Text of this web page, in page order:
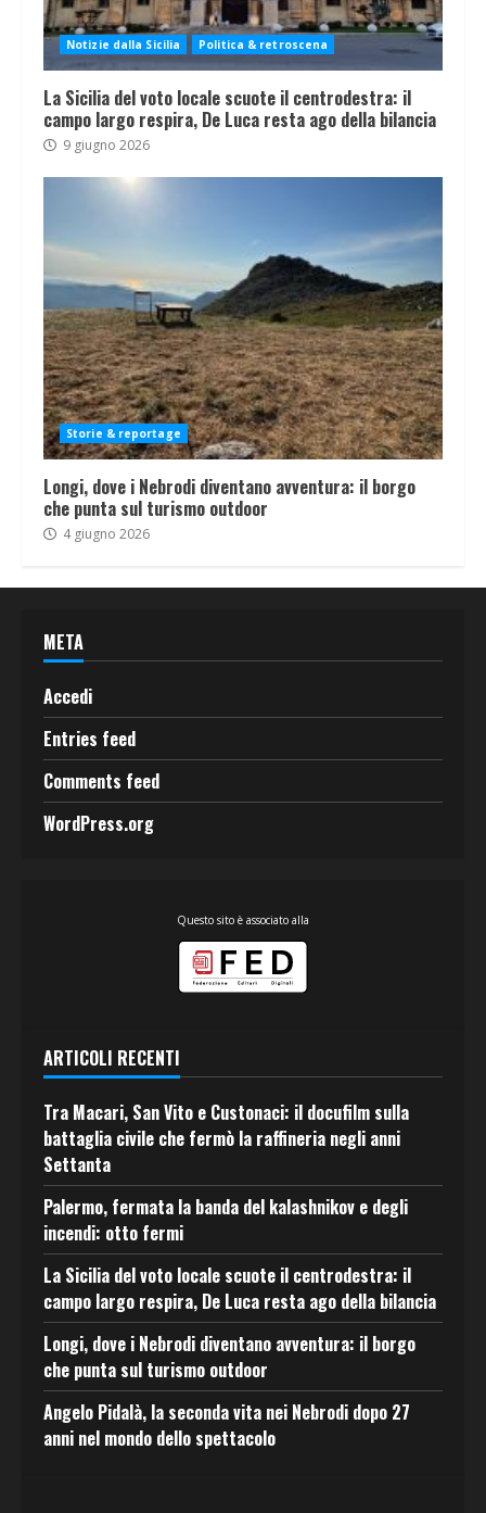
Notizie dalla Sicilia Politica & retroscena
La Sicilia del voto locale scuote il centrodestra: il
campo largo respira, De Luca resta ago della bilancia
9 giugno 2026
Storie & reportage
Longi, dove i Nebrodi diventano avventura: il borgo
che punta sul turismo outdoor
4 giugno 2026
META
Accedi
Entries feed
Comments feed
WordPress.org
Questo sito è associato alla
ARTICOLI RECENTI
Tra Macari, San Vito e Custonaci: il docufilm sulla
battaglia civile che fermò la raffineria negli anni
Settanta
Palermo, fermata la banda del kalashnikov e degli
incendi: otto fermi
La Sicilia del voto locale scuote il centrodestra: il
campo largo respira, De Luca resta ago della bilancia
Longi, dove i Nebrodi diventano avventura: il borgo
che punta sul turismo outdoor
Angelo Pidalà, la seconda vita nei Nebrodi dopo 27
anni nel mondo dello spettacolo